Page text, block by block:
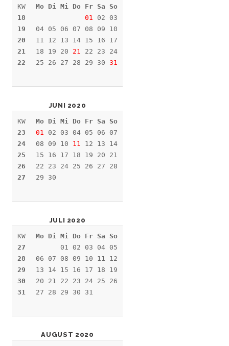
KW
18
19
20
21
22
Mo Di Mi Do Fr Sa So
01 02 03
04 05 06 07 08 09 10
11 12 13 14 15 16 17
18 19 20 21 22 23 24
25 26 27 28 29 30 31
JUNI 2020
KW
23
24
25
26
27
Mo Di Mi Do Fr Sa So
01
02 03 04 05 06 07
08 09 10 11
12 13 14
15 16 17 18 19 20 21
22 23 24 25 26 27 28
29 30
JULI 2020
KW
27
28
29
30
31
Mo Di Mi Do Fr Sa So
01 02 03 04 05
06 07 08 09 10 11 12
13 14 15 16 17 18 19
20 21 22 23 24 25 26
27 28 29 30 31
AUGUST 2020